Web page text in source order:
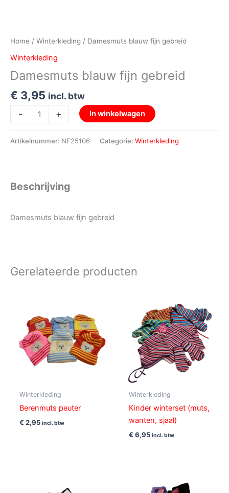
Home / Winterkleding / Damesmuts blauw fijn gebreid
Winterkleding
Damesmuts blauw fijn gebreid
€ 3,95 incl. btw
-
+ In winkelwagen
Artikelnummer: NF25106 Categorie: Winterkleding
Beschrijving
Damesmuts blauw fijn gebreid
Gerelateerde producten
Winterkleding
Berenmuts peuter
€ 2,95 incl. btw
Winterkleding
Kinder winterset (muts,
wanten, sjaal)
€ 6,95 incl. btw